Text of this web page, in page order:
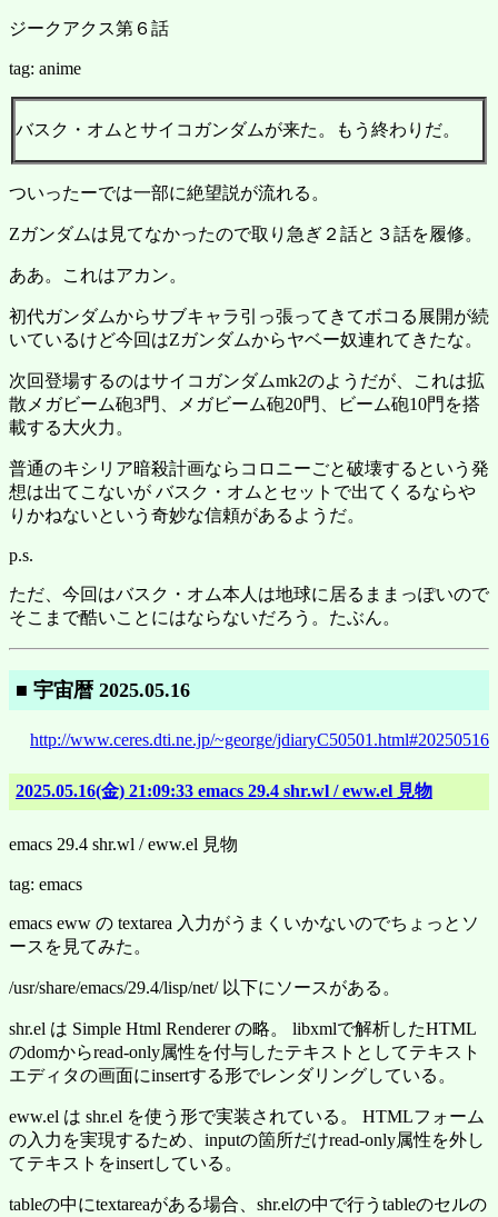
ジークアクス第６話
tag: anime
バスク・オムとサイコガンダムが来た。もう終わりだ。
ついったーでは一部に絶望説が流れる。
Zガンダムは見てなかったので取り急ぎ２話と３話を履修。
ああ。これはアカン。
初代ガンダムからサブキャラ引っ張ってきてボコる展開が続
いているけど今回はZガンダムからヤベー奴連れてきたな。
次回登場するのはサイコガンダムmk2のようだが、これは拡
散メガビーム砲3門、メガビーム砲20門、ビーム砲10門を搭
載する大火力。
普通のキシリア暗殺計画ならコロニーごと破壊するという発
想は出てこないが バスク・オムとセットで出てくるならや
りかねないという奇妙な信頼があるようだ。
p.s.
ただ、今回はバスク・オム本人は地球に居るままっぽいので
そこまで酷いことにはならないだろう。たぶん。
■ 宇宙暦 2025.05.16
http://www.ceres.dti.ne.jp/~george/jdiaryC50501.html#20250516
2025.05.16(金) 21:09:33 emacs 29.4 shr.wl / eww.el 見物
emacs 29.4 shr.wl / eww.el 見物
tag: emacs
emacs eww の textarea 入力がうまくいかないのでちょっとソ
ースを見てみた。
/usr/share/emacs/29.4/lisp/net/ 以下にソースがある。
shr.el は Simple Html Renderer の略。 libxmlで解析したHTML
のdomからread-only属性を付与したテキストとしてテキスト
エディタの画面にinsertする形でレンダリングしている。
eww.el は shr.el を使う形で実装されている。 HTMLフォーム
の入力を実現するため、inputの箇所だけread-only属性を外し
てテキストをinsertしている。
tableの中にtextareaがある場合、shr.elの中で行うtableのセルの